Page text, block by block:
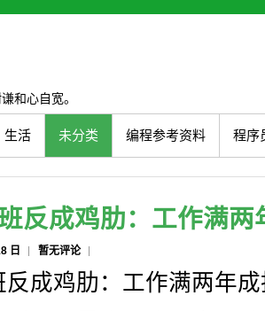
和心自宽。
生活 未分类 编程参考资料 程序
反成鸡肋：工作满两
日 暂无评论
反成鸡肋：工作满两年